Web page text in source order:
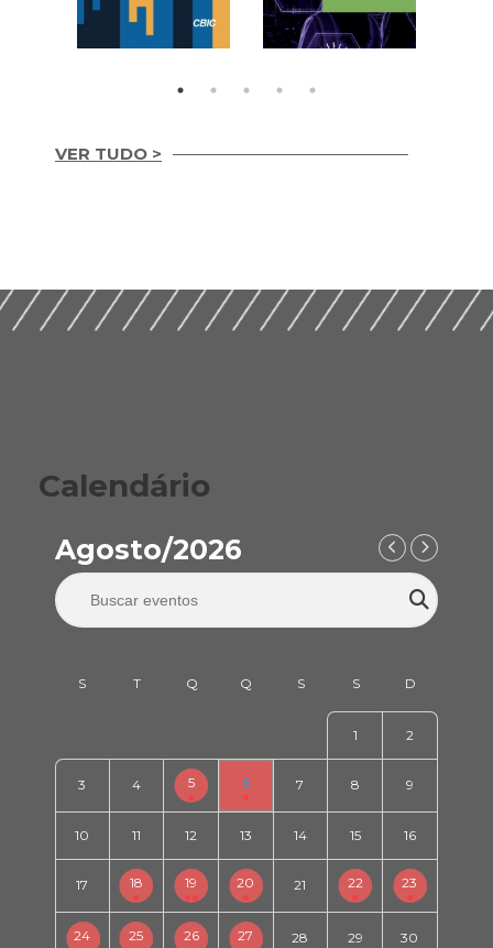
VER TUDO >
Calendário
Agosto/2026
1 2
3 4 5 6 7 8 9
10 11 12 13 14 15 16
17 18 19 20 21 22 23
24 25 26 27 28 29 30